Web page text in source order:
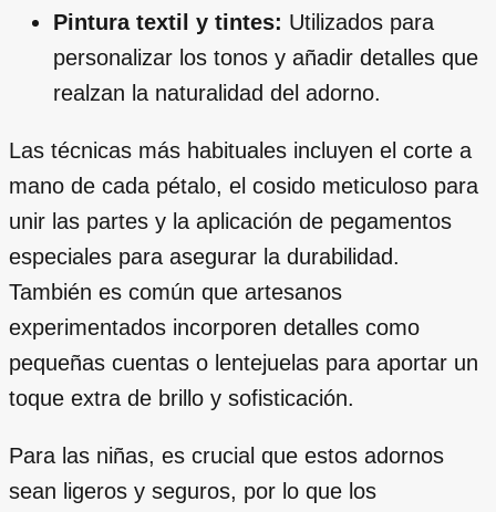
Pintura textil y tintes: Utilizados para
personalizar los tonos y añadir detalles que
realzan la naturalidad del adorno.
Las técnicas más habituales incluyen el corte a
mano de cada pétalo, el cosido meticuloso para
unir las partes y la aplicación de pegamentos
especiales para asegurar la durabilidad.
También es común que artesanos
experimentados incorporen detalles como
pequeñas cuentas o lentejuelas para aportar un
toque extra de brillo y sofisticación.
Para las niñas, es crucial que estos adornos
sean ligeros y seguros, por lo que los